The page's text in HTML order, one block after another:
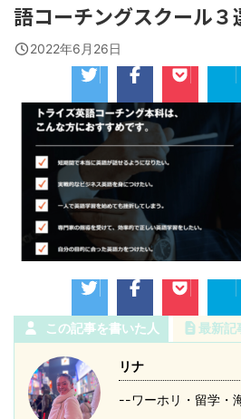
語コーチングスクール３
2022年6月26日
この記事を書いた人 最新記
リナ
--ワーホリ・留学・